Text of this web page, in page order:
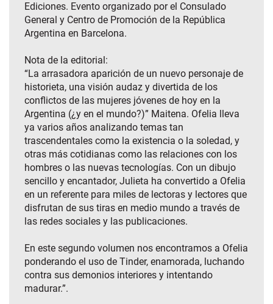
Ediciones. Evento organizado por el Consulado
General y Centro de Promoción de la República
Argentina en Barcelona.
Nota de la editorial:
“La arrasadora aparición de un nuevo personaje de
historieta, una visión audaz y divertida de los
conflictos de las mujeres jóvenes de hoy en la
Argentina (¿y en el mundo?)” Maitena. Ofelia lleva
ya varios años analizando temas tan
trascendentales como la existencia o la soledad, y
otras más cotidianas como las relaciones con los
hombres o las nuevas tecnologías. Con un dibujo
sencillo y encantador, Julieta ha convertido a Ofelia
en un referente para miles de lectoras y lectores que
disfrutan de sus tiras en medio mundo a través de
las redes sociales y las publicaciones.
En este segundo volumen nos encontramos a Ofelia
ponderando el uso de Tinder, enamorada, luchando
contra sus demonios interiores y intentando
madurar.”.